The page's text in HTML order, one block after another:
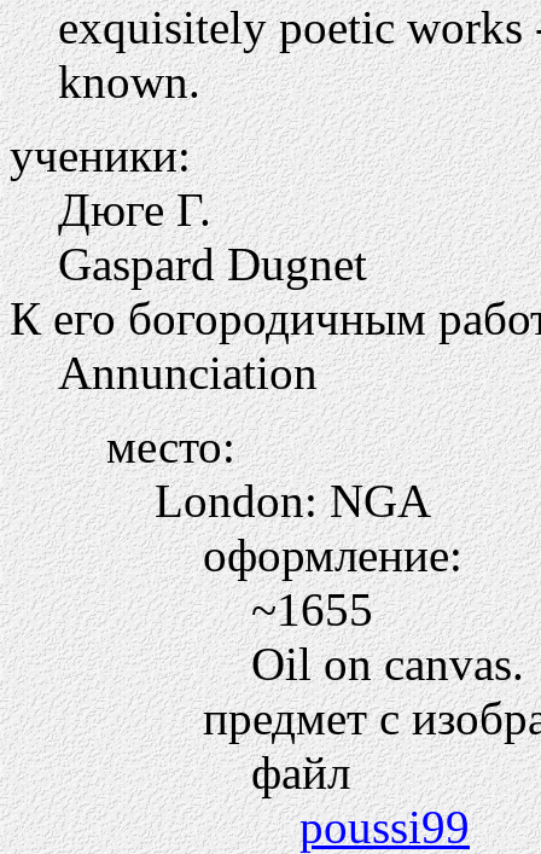
exquisitely poetic
known.
ученики:
Дюге Г.
Gaspard Dugnet
К его богородичным
Annunciation
место:
London: NGA
оформление:
~1655
Oil on canvas.
предмет с
файл
poussi99